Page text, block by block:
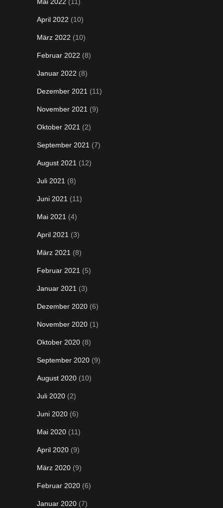
April 2022 (10)
März 2022 (10)
Februar 2022 (8)
Januar 2022 (8)
Dezember 2021 (11)
November 2021 (9)
Oktober 2021 (2)
September 2021 (7)
August 2021 (12)
Juli 2021 (8)
Juni 2021 (11)
Mai 2021 (4)
April 2021 (3)
März 2021 (8)
Februar 2021 (5)
Januar 2021 (3)
Dezember 2020 (6)
November 2020 (1)
Oktober 2020 (8)
September 2020 (9)
August 2020 (10)
Juli 2020 (2)
Juni 2020 (6)
Mai 2020 (11)
April 2020 (9)
März 2020 (9)
Februar 2020 (6)
Januar 2020 (7)